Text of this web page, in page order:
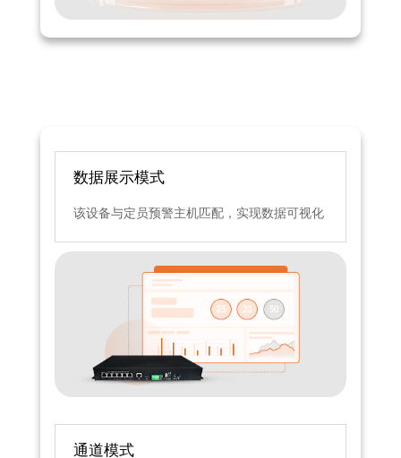
数据展示模式
该设备与定员预警主机匹配，实现数据可视化
通道模式